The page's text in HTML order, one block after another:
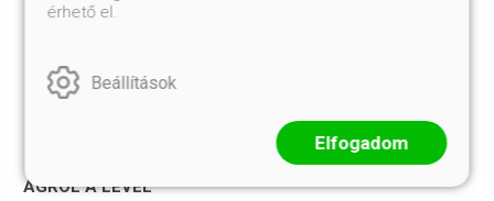
ÁGRÓL A LEVÉL
érhető el.
Beállítások
Elfogadom